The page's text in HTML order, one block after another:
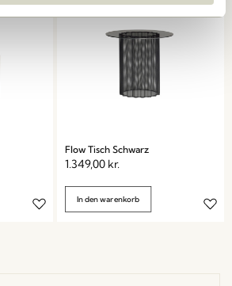
Flow Tisch Schwarz
1.349,00 kr.
In den warenkorb